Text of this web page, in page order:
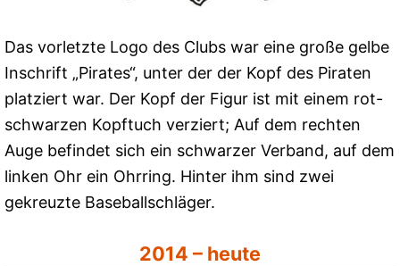
Das vorletzte Logo des Clubs war eine große gelbe
Inschrift „Pirates“, unter der der Kopf des Piraten
platziert war. Der Kopf der Figur ist mit einem rot-
schwarzen Kopftuch verziert; Auf dem rechten
Auge befindet sich ein schwarzer Verband, auf dem
linken Ohr ein Ohrring. Hinter ihm sind zwei
gekreuzte Baseballschläger.
2014 – heute